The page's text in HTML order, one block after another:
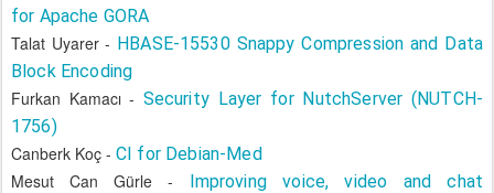
for Apache GORA
Talat Uyarer - HBASE-15530 Snappy Compression and Data
Block Encoding
Furkan Kamacı - Security Layer for NutchServer (NUTCH-
1756)
Canberk Koç - CI for Debian-Med
Mesut Can Gürle -
Improving voice, video and chat